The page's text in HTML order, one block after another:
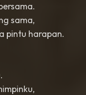
sama,
pintu harapan.